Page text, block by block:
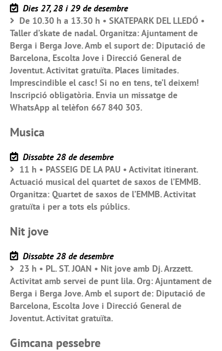
Dies 27, 28 i 29 de desembre
De 10.30 h a 13.30 h • SKATEPARK DEL LLEDÓ •
Taller d’skate de nadal. Organitza: Ajuntament de
Berga i Berga Jove. Amb el suport de: Diputació de
Barcelona, Escolta Jove i Direcció General de
Joventut. Activitat gratuïta. Places limitades.
Imprescindible el casc! Si no en tens, te’l deixem!
Inscripció obligatòria. Envia un missatge de
WhatsApp al telèfon 667 840 303.
Musica
Dissabte 28 de desembre
11 h • PASSEIG DE LA PAU • Activitat itinerant.
Actuació musical del quartet de saxos de l’EMMB.
Organitza: Quartet de saxos de l’EMMB. Activitat
gratuïta i per a tots els públics.
Nit jove
Dissabte 28 de desembre
23 h • PL. ST. JOAN • Nit jove amb Dj. Arzzett.
Activitat amb servei de punt lila. Org: Ajuntament de
Berga i Berga Jove. Amb el suport de: Diputació de
Barcelona, Escolta Jove i Direcció General de
Joventut. Activitat gratuïta.
Gimcana pessebre